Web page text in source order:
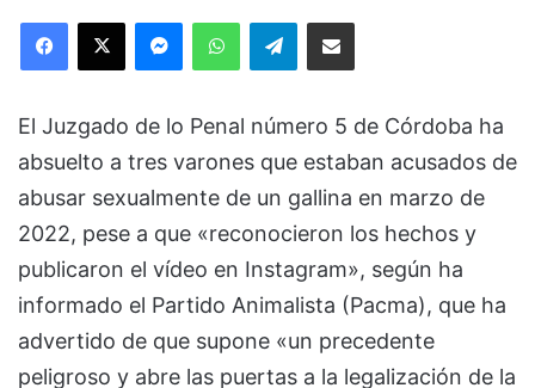
Facebook
X MessengerWhatsAppTelegramCompartir via Email
El Juzgado de lo Penal número 5 de Córdoba ha
absuelto a tres varones que estaban acusados de
abusar sexualmente de un gallina en marzo de
2022, pese a que «reconocieron los hechos y
publicaron el vídeo en Instagram», según ha
informado el Partido Animalista (Pacma), que ha
advertido de que supone «un precedente
peligroso y abre las puertas a la legalización de la